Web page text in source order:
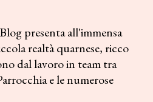
presenta all'immensa
realtà quarnese, ricco
dal lavoro in team tra
e le numerose